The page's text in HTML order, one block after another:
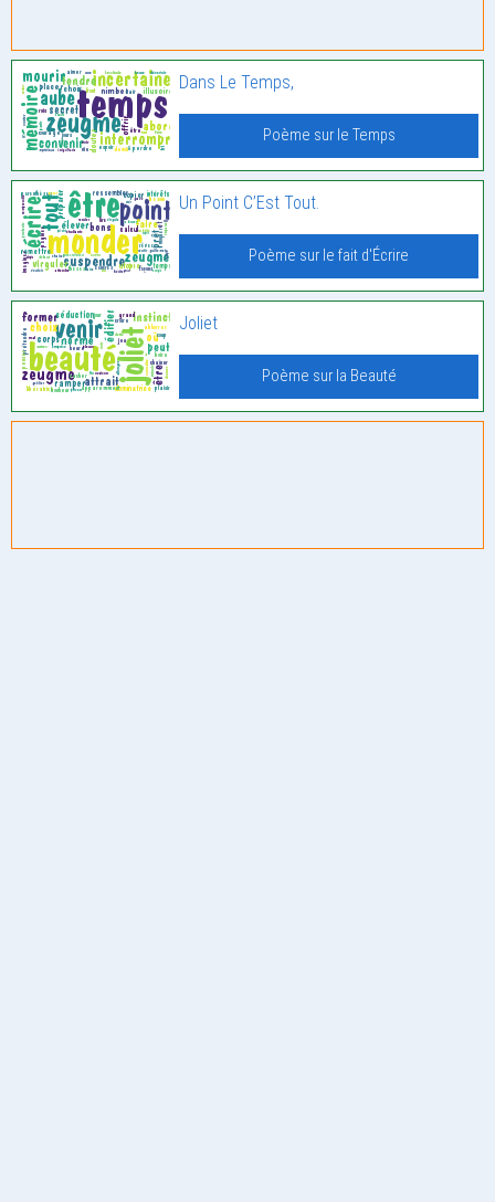
Dans Le Temps,
Poème sur le Temps
Un Point C’Est Tout.
Poème sur le fait d'Écrire
Joliet
Poème sur la Beauté